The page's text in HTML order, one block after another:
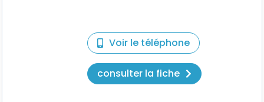
Voir le téléphone
consulter la fiche